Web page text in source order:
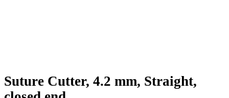
Suture Cutter, 4.2 mm, Straight,